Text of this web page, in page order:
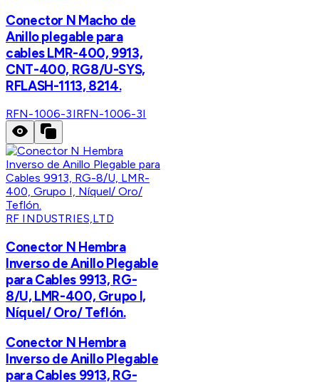
Conector N Macho de
Anillo plegable para
cables LMR-400, 9913,
CNT-400, RG8/U-SYS,
RFLASH-1113, 8214.
RFN-1006-3IRFN-1006-3I
RF INDUSTRIES,LTD
Conector N Hembra
Inverso de Anillo Plegable
para Cables 9913, RG-
8/U, LMR-400, Grupo I,
Níquel/ Oro/ Teflón.
Conector N Hembra
Inverso de Anillo Plegable
para Cables 9913, RG-